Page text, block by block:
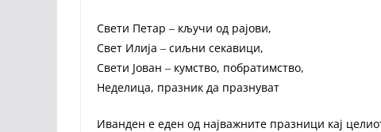
Свети Петар ‒ кључи од рајови,
Свет Илија ‒ сиљни секавици,
Свети Јован ‒ кумство, побратимство,
Неделица, празник да празнуват
Иванден е еден од најважните празници кај